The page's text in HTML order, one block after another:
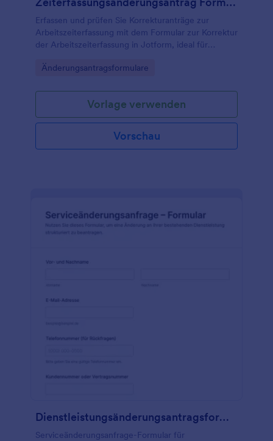
Erfassen und prüfen Sie Korrekturanträge zur
Arbeitszeiterfassung mit dem Formular zur Korrektur
der Arbeitszeiterfassung in Jotform, ideal für
Schichtbetriebe zur digitalen Datenerfassung.
Go to Category:
Änderungsantragsformulare
Vorlage verwenden
Vorschau
Dienstleistungsänderungsantragsformular
Serviceänderungsanfrage-Formular für